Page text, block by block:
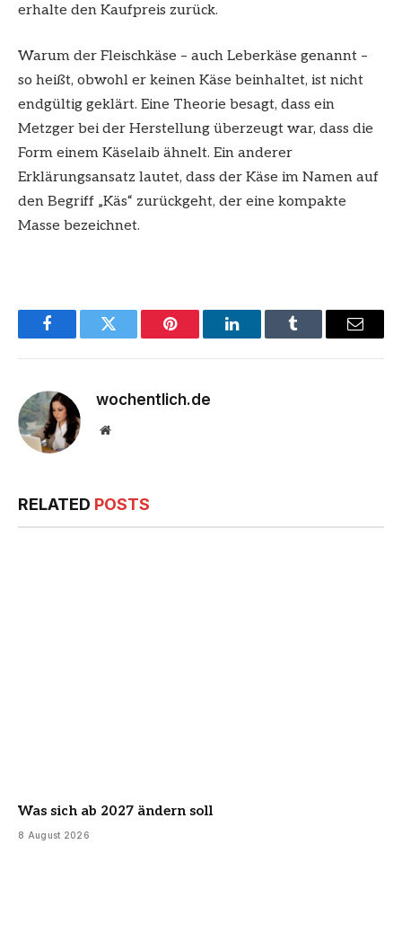
erhalte den Kaufpreis zurück.
Warum der Fleischkäse – auch Leberkäse genannt –
so heißt, obwohl er keinen Käse beinhaltet, ist nicht
endgültig geklärt. Eine Theorie besagt, dass ein
Metzger bei der Herstellung überzeugt war, dass die
Form einem Käselaib ähnelt. Ein anderer
Erklärungsansatz lautet, dass der Käse im Namen auf
den Begriff „Käs“ zurückgeht, der eine kompakte
Masse bezeichnet.
FacebookTwitter Pinterest LinkedInTumblr Email
wochentlich.de
Website
RELATED POSTS
Was sich ab 2027 ändern soll
8 August 2026